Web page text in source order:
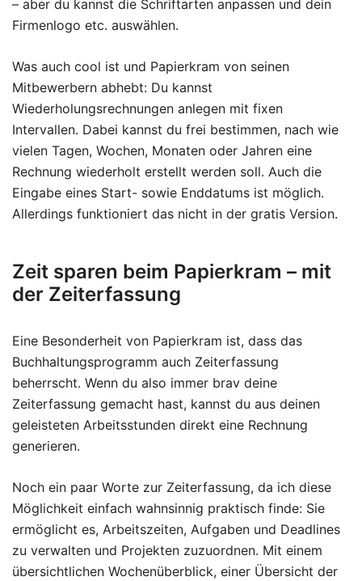
– aber du kannst die Schriftarten anpassen und dein
Firmenlogo etc. auswählen.
Was auch cool ist und Papierkram von seinen
Mitbewerbern abhebt: Du kannst
Wiederholungsrechnungen anlegen mit fixen
Intervallen. Dabei kannst du frei bestimmen, nach wie
vielen Tagen, Wochen, Monaten oder Jahren eine
Rechnung wiederholt erstellt werden soll. Auch die
Eingabe eines Start- sowie Enddatums ist möglich.
Allerdings funktioniert das nicht in der gratis Version.
Zeit sparen beim Papierkram – mit
der Zeiterfassung
Eine Besonderheit von Papierkram ist, dass das
Buchhaltungsprogramm auch Zeiterfassung
beherrscht. Wenn du also immer brav deine
Zeiterfassung gemacht hast, kannst du aus deinen
geleisteten Arbeitsstunden direkt eine Rechnung
generieren.
Noch ein paar Worte zur Zeiterfassung, da ich diese
Möglichkeit einfach wahnsinnig praktisch finde: Sie
ermöglicht es, Arbeitszeiten, Aufgaben und Deadlines
zu verwalten und Projekten zuzuordnen. Mit einem
übersichtlichen Wochenüberblick, einer Übersicht der